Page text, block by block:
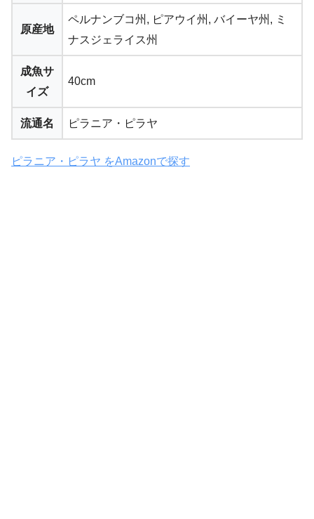
原産地
ペルナンブコ州, ピアウイ州, バイーヤ州, ミ
ナスジェライス州
成魚サ
イズ
40cm
流通名 ピラニア・ピラヤ
ピラニア・ピラヤ をAmazonで探す